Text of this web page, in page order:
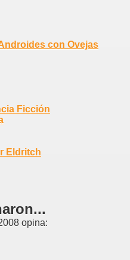
con Ovejas
Ficción
Eldritch
opina: